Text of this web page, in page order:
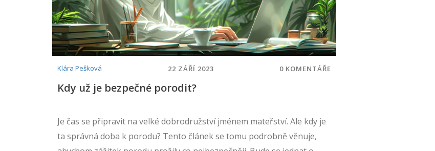
Klára Pešková 22 ZÁŘÍ 2023 0 KOMENTÁŘE
Kdy už je bezpečné porodit?
Je čas se připravit na velké dobrodružství jménem mateřství. Ale kdy je
ta správná doba k porodu? Tento článek se tomu podrobně věnuje,